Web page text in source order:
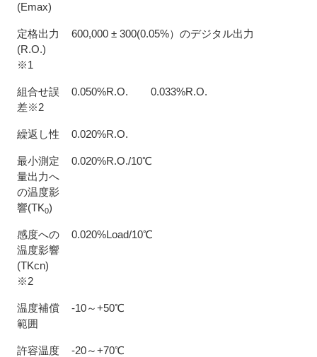
(Emax)
定格出力
(R.O.)
※1
600,000 ± 300(0.05%）のデジタル出力
組合せ誤
差※2
0.050%R.O. 0.033%R.O.
繰返し性 0.020%R.O.
最小測定
量出力へ
の温度影
響(TK0)
0.020%R.O./10℃
感度への
温度影響
(TKcn)
※2
0.020%Load/10℃
温度補償
範囲
-10～+50℃
許容温度
-20～+70℃